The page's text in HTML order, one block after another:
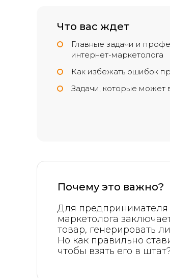
Что вас ждет
Главные задачи и
интернет-маркетолога
Как избежать ошибок
Задачи, которые может
Почему это важно?
Для предпринимателя
маркетолога
товар, генерировать
Но как правильно
чтобы взять его в